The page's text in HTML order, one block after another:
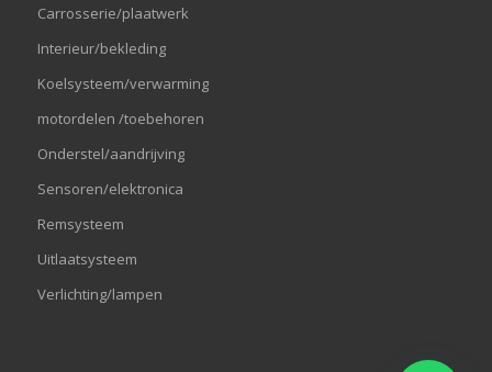
Carrosserie/plaatwerk
Interieur/bekleding
Koelsysteem/verwarming
motordelen /toebehoren
Onderstel/aandrijving
Sensoren/elektronica
Remsysteem
Uitlaatsysteem
Verlichting/lampen